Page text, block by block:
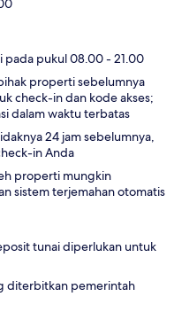
pada pukul 08.00 - 21.00
properti sebelumnya
check-in dan kode akses;
dalam waktu terbatas
24 jam sebelumnya,
in Anda
properti mungkin
sistem terjemahan otomatis
tunai diperlukan untuk
diterbitkan pemerintah